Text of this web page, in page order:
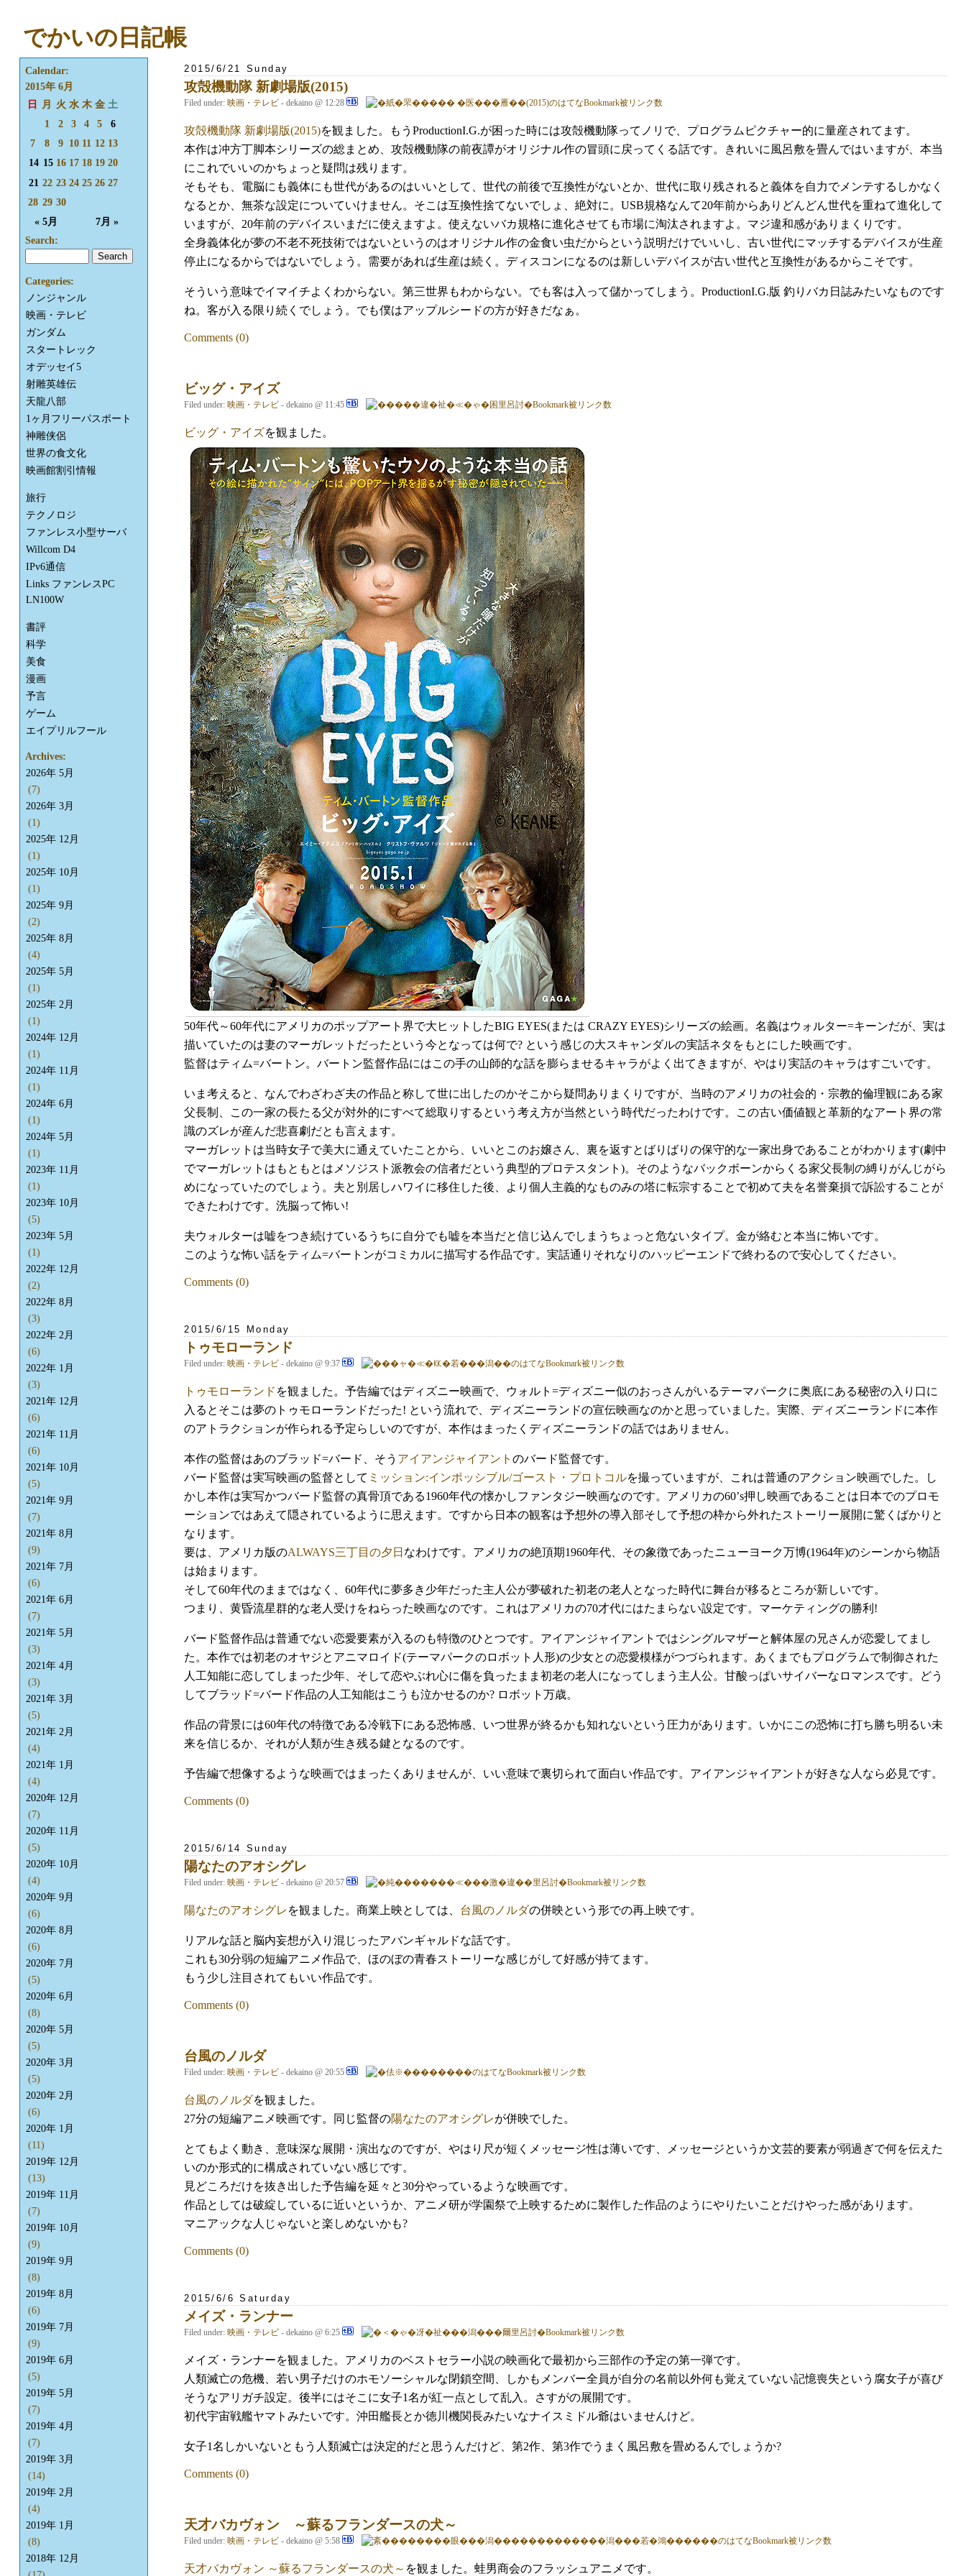
でかいの日記帳
2015/6/21 Sunday
攻殻機動隊 新劇場版(2015)
Filed under: 映画・テレビ - dekaino @ 12:28
攻殻機動隊 新劇場版(2015)を観ました。もうProductionI.G.が困った時には攻殻機動隊ってノリで、プログラムピクチャー的に量産されてます。
本作は冲方丁脚本シリーズの総まとめ、攻殻機動隊の前夜譚がオリジナル作の冒頭に戻ってくる話です。きれいに風呂敷を畳んではいますが、本当
にこれでいいのかちょっと疑問は残ります。
そもそも、電脳にも義体にも世代があるのはいいとして、世代の前後で互換性がないとか、世代に取り残されると義体を自力でメンテするしかなく
なるとか、無茶な設定についていけません。そこは互換性捨てないでしょ、絶対に。USB規格なんて20年前からありどんどん世代を重ねて進化して
いますが、20年前のデバイスいまだに使えますよ。使えないバカ規格に進化させても市場に淘汰されますよ。マジ違和感がありまくりです。
全身義体化が夢の不老不死技術ではないというのはオリジナル作の金食い虫だからという説明だけでいいし、古い世代にマッチするデバイスが生産
停止になるからではないでしょう。需要があれば生産は続く。ディスコンになるのは新しいデバイスが古い世代と互換性があるからこそです。
そういう意味でイマイチよくわからない。第三世界もわからない。でも客は入って儲かってしまう。ProductionI.G.版 釣りバカ日誌みたいなものです
ね。客が入る限り続くでしょう。でも僕はアップルシードの方が好きだなぁ。
Comments (0)
ビッグ・アイズ
Filed under: 映画・テレビ - dekaino @ 11:45
ビッグ・アイズを観ました。
50年代～60年代にアメリカのポップアート界で大ヒットしたBIG EYES(または CRAZY EYES)シリーズの絵画。名義はウォルター=キーンだが、実は
描いていたのは妻のマーガレットだったという今となっては何で? という感じの大スキャンダルの実話ネタをもとにした映画です。
監督はティム=バートン。バートン監督作品にはこの手の山師的な話を膨らませるキャラがよく出てきますが、やはり実話のキャラはすごいです。
いま考えると、なんでわざわざ夫の作品と称して世に出したのかそこから疑問ありまくりですが、当時のアメリカの社会的・宗教的倫理観にある家
父長制、この一家の長たる父が対外的にすべて総取りするという考え方が当然という時代だったわけです。この古い価値観と革新的なアート界の常
識のズレが産んだ悲喜劇だとも言えます。
マーガレットは当時女子で美大に通えていたことから、いいとこのお嬢さん、裏を返すとばりばりの保守的な一家出身であることがわかります(劇中
でマーガレットはもともとはメソジスト派教会の信者だという典型的プロテスタント)。そのようなバックボーンからくる家父長制の縛りがんじがら
めになっていたのでしょう。夫と別居しハワイに移住した後、より個人主義的なものみの塔に転宗することで初めて夫を名誉棄損で訴訟することが
できたわけです。洗脳って怖い!
夫ウォルターは嘘をつき続けているうちに自分でも嘘を本当だと信じ込んでしまうちょっと危ないタイプ。金が絡むと本当に怖いです。
このような怖い話をティム=バートンがコミカルに描写する作品です。実話通りそれなりのハッピーエンドで終わるので安心してください。
Comments (0)
2015/6/15 Monday
トゥモローランド
Filed under: 映画・テレビ - dekaino @ 9:37
トゥモローランド を観ました。予告編ではディズニー映画で、ウォルト=ディズニー似のおっさんがいるテーマパークに奥底にある秘密の入り口に
入るとそこは夢のトゥモローランドだった! という流れで、ディズニーランドの宣伝映画なのかと思っていました。実際、ディズニーランドに本作
のアトラクションが作られる予定らしいのですが、本作はまったくディズニーランドの話ではありません。
本作の監督はあのブラッド=バード、そう アイアンジャイアント のバード監督です。
バード監督は実写映画の監督として ミッション:インポッシブル/ゴースト・プロトコルを撮っていますが、これは普通のアクション映画でした。し
かし本作は実写かつバード監督の真骨頂である1960年代の懐かしファンタジー映画なのです。アメリカの60’s押し映画であることは日本でのプロモ
ーションではあえて隠されているように思えます。ですから日本の観客は予想外の導入部そして予想の枠から外れたストーリー展開に驚くばかりと
なります。
要は、アメリカ版のALWAYS三丁目の夕日 なわけです。アメリカの絶頂期1960年代、その象徴であったニューヨーク万博(1964年)のシーンから物語
は始まります。
そして60年代のままではなく、60年代に夢多き少年だった主人公が夢破れた初老の老人となった時代に舞台が移るところが新しいです。
つまり、黄昏流星群的な老人受けをねらった映画なのです。これはアメリカの70才代にはたまらない設定です。マーケティングの勝利!
バード監督作品は普通でない恋愛要素が入るのも特徴のひとつです。アイアンジャイアントではシングルマザーと解体屋の兄さんが恋愛してまし
た。本作では初老のオヤジとアニマロイド(テーマパークのロボット人形)の少女との恋愛模様がつづられます。あくまでもプログラムで制御された
人工知能に恋してしまった少年、そして恋やぶれ心に傷を負ったまま初老の老人になってしまう主人公。甘酸っぱいサイバーなロマンスです。どう
してブラッド=バード作品の人工知能はこうも泣かせるのか? ロボット万歳。
作品の背景には60年代の特徴である冷戦下にある恐怖感、いつ世界が終るかも知れないという圧力があります。いかにこの恐怖に打ち勝ち明るい未
来を信じるか、それが人類が生き残る鍵となるのです。
予告編で想像するような映画ではまったくありませんが、いい意味で裏切られて面白い作品です。アイアンジャイアントが好きな人なら必見です。
Comments (0)
2015/6/14 Sunday
陽なたのアオシグレ
Filed under: 映画・テレビ - dekaino @ 20:57
陽なたのアオシグレ を観ました。商業上映としては、 台風のノルダの併映という形での再上映です。
リアルな話と脳内妄想が入り混じったアバンギャルドな話です。
これも30分弱の短編アニメ作品で、ほのぼの青春ストーリーな感じがして好感が持てます。
もう少し注目されてもいい作品です。
Comments (0)
台風のノルダ
Filed under: 映画・テレビ - dekaino @ 20:55
台風のノルダを観ました。
27分の短編アニメ映画です。同じ監督の陽なたのアオシグレが併映でした。
とてもよく動き、意味深な展開・演出なのですが、やはり尺が短くメッセージ性は薄いです、メッセージというか文芸的要素が弱過ぎで何を伝えた
いのか形式的に構成されていない感じです。
見どころだけを抜き出した予告編を延々と30分やっているような映画です。
作品としては破綻しているに近いというか、アニメ研が学園祭で上映するために製作した作品のようにやりたいことだけやった感があります。
マニアックな人じゃないと楽しめないかも?
Comments (0)
2015/6/6 Saturday
メイズ・ランナー
Filed under: 映画・テレビ - dekaino @ 6:25
メイズ・ランナーを観ました。アメリカのベストセラー小説の映画化で最初から三部作の予定の第一弾です。
人類滅亡の危機、若い男子だけのホモソーシャルな閉鎖空間、しかもメンバー全員が自分の名前以外何も覚えていない記憶喪失という腐女子が喜び
そうなアリガチ設定。後半にはそこに女子1名が紅一点として乱入。さすがの展開です。
初代宇宙戦艦ヤマトみたいです。沖田艦長とか徳川機関長みたいなナイスミドル爺はいませんけど。
女子1名しかいないともう人類滅亡は決定的だと思うんだけど、第2作、第3作でうまく風呂敷を畳めるんでしょうか?
Comments (0)
天才バカヴォン ～蘇るフランダースの犬～
Filed under: 映画・テレビ - dekaino @ 5:58
天才バカヴォン ～蘇るフランダースの犬～ を観ました。蛙男商会のフラッシュアニメです。
Calendar:
2015年 6月
日
月 火 水 木 金 土
« 5月 7月 »
1 2 3 4 5
6
7
8 9 10 11 12 13
14 15 16 17 18 19 20
21 22 23 24 25 26 27
28 29 30
Search:
Categories:
ノンジャンル
映画・テレビ
ガンダム
スタートレック
オデッセイ5
射雕英雄伝
天龍八部
1ヶ月フリーパスポート
神雕侠侶
世界の食文化
映画館割引情報
旅行
テクノロジ
ファンレス小型サーバ
Willcom D4
IPv6通信
Links ファンレスPC
LN100W
書評
科学
美食
漫画
予言
ゲーム
エイプリルフール
Archives:
2026年 5月
(7)
2026年 3月
(1)
2025年 12月
(1)
2025年 10月
(1)
2025年 9月
(2)
2025年 8月
(4)
2025年 5月
(1)
2025年 2月
(1)
2024年 12月
(1)
2024年 11月
(1)
2024年 6月
(1)
2024年 5月
(1)
2023年 11月
(1)
2023年 10月
(5)
2023年 5月
(1)
2022年 12月
(2)
2022年 8月
(3)
2022年 2月
(6)
2022年 1月
(3)
2021年 12月
(6)
2021年 11月
(6)
2021年 10月
(5)
2021年 9月
(7)
2021年 8月
(9)
2021年 7月
(6)
2021年 6月
(7)
2021年 5月
(3)
2021年 4月
(3)
2021年 3月
(5)
2021年 2月
(4)
2021年 1月
(4)
2020年 12月
(7)
2020年 11月
(5)
2020年 10月
(4)
2020年 9月
(6)
2020年 8月
(6)
2020年 7月
(5)
2020年 6月
(8)
2020年 5月
(5)
2020年 3月
(5)
2020年 2月
(6)
2020年 1月
(11)
2019年 12月
(13)
2019年 11月
(7)
2019年 10月
(9)
2019年 9月
(8)
2019年 8月
(6)
2019年 7月
(9)
2019年 6月
(5)
2019年 5月
(7)
2019年 4月
(7)
2019年 3月
(14)
2019年 2月
(4)
2019年 1月
(8)
2018年 12月